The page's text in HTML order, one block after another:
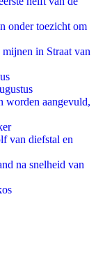
onder toezicht om
in Straat van
worden aangevuld,
van diefstal en
na snelheid van